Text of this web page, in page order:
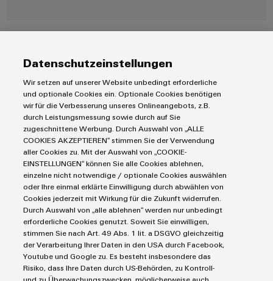
Produkte
IIoT & Automation Software
Industriedrucker
Koppelrelais
Leiterplattensteckverbinder und Leiterplattenklemmen
Markierungssysteme
Reihenklemmen
Stromversorgungen
Lösungen & Technologien
Automatisierung
Industrial IoT
Industrial Security
Single Pair Ethernet
Smart Metering
SNAP IN Anschlusstechnologie
Workplace Solutions
Service
Connectivity Consulting
eShop / Digitale Bestellmöglichkeiten
Engineering-Daten
PCB Connector Services
Support Center
Technische Produktkataloge
Industrien
Datencenter
Gerätehersteller
Maschinenbau
Photovoltaik
Impressum
Einkaufs- /Lieferanteninformationen
Datenschutzeinstellungen
Wir setzen auf unserer Website unbedingt erforderliche
und optionale Cookies ein. Optionale Cookies benötigen
wir für die Verbesserung unseres Onlineangebots, z.B.
durch Leistungsmessung sowie durch auf Sie
zugeschnittene Werbung. Durch Auswahl von „ALLE
COOKIES AKZEPTIEREN“ stimmen Sie der Verwendung
aller Cookies zu. Mit der Auswahl von „COOKIE-
EINSTELLUNGEN“ können Sie alle Cookies ablehnen,
einzelne nicht notwendige / optionale Cookies auswählen
oder Ihre einmal erklärte Einwilligung durch abwählen von
Cookies jederzeit mit Wirkung für die Zukunft widerrufen.
Durch Auswahl von „alle ablehnen“ werden nur unbedingt
erforderliche Cookies genutzt. Soweit Sie einwilligen,
stimmen Sie nach Art. 49 Abs. 1 lit. a DSGVO gleichzeitig
der Verarbeitung Ihrer Daten in den USA durch Facebook,
Youtube und Google zu. Es besteht insbesondere das
Risiko, dass Ihre Daten durch US-Behörden, zu Kontroll-